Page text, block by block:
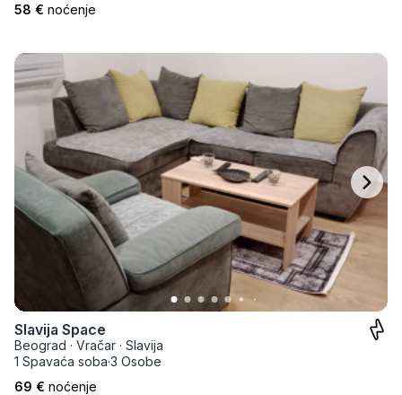
58 € noćenje
Slavija Space
Beograd · Vračar · Slavija
1 Spavaća soba·3 Osobe
69 € noćenje